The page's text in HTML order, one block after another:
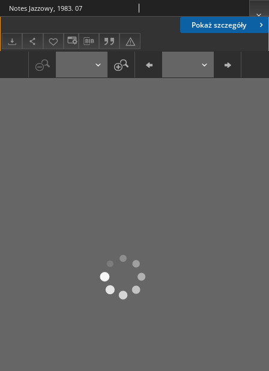
Pokaż szczegóły
Notes Jazzowy, 1983. 07